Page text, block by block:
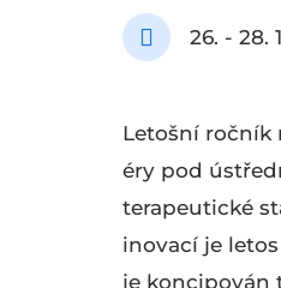
26. - 28.
Letošní ročník
éry pod
terapeutické
inovací je
je koncipován